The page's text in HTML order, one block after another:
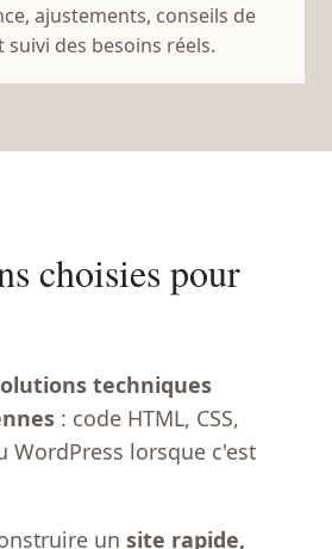
ajustements, conseils de
suivi des besoins réels.
choisies pour
techniques
: code HTML, CSS,
WordPress lorsque c'est
unsite rapide,